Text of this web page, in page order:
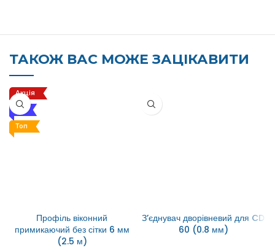
ТАКОЖ ВАС МОЖЕ ЗАЦІКАВИТИ
Акція
Хіт
Топ
Профіль віконний
примикаючий без сітки 6 мм
(2.5 м)
З’єднувач дворівневий для CD
60 (0.8 мм)